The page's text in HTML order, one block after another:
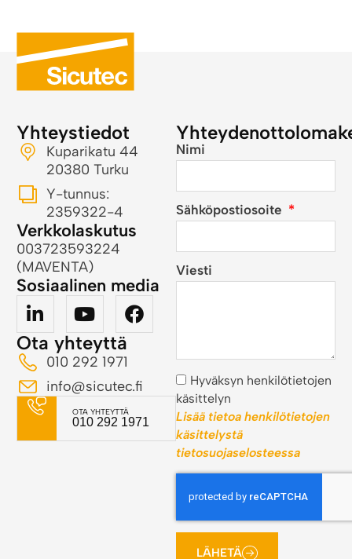
Yhteystiedot
Kuparikatu 44
20380 Turku
Y-tunnus:
2359322-4
Verkkolaskutus
003723593224
(MAVENTA)
Sosiaalinen media
Ota yhteyttä
010 292 1971
info@sicutec.fi
OTA YHTEYTTÄ
010 292 1971
Nimi
Sähköpostiosoite
Viesti
Hyväksyn henkilötietojen
käsittelyn
Lisää tietoa henkilötietojen
käsittelystä
tietosuojaselosteessa
LÄHETÄ